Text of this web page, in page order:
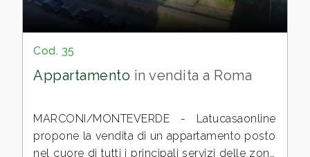
Cod. 35
Appartamento in vendita a Roma
MARCONI/MONTEVERDE - Latucasaonline
propone la vendita di un appartamento posto
nel cuore di tutti i principali servizi delle zone